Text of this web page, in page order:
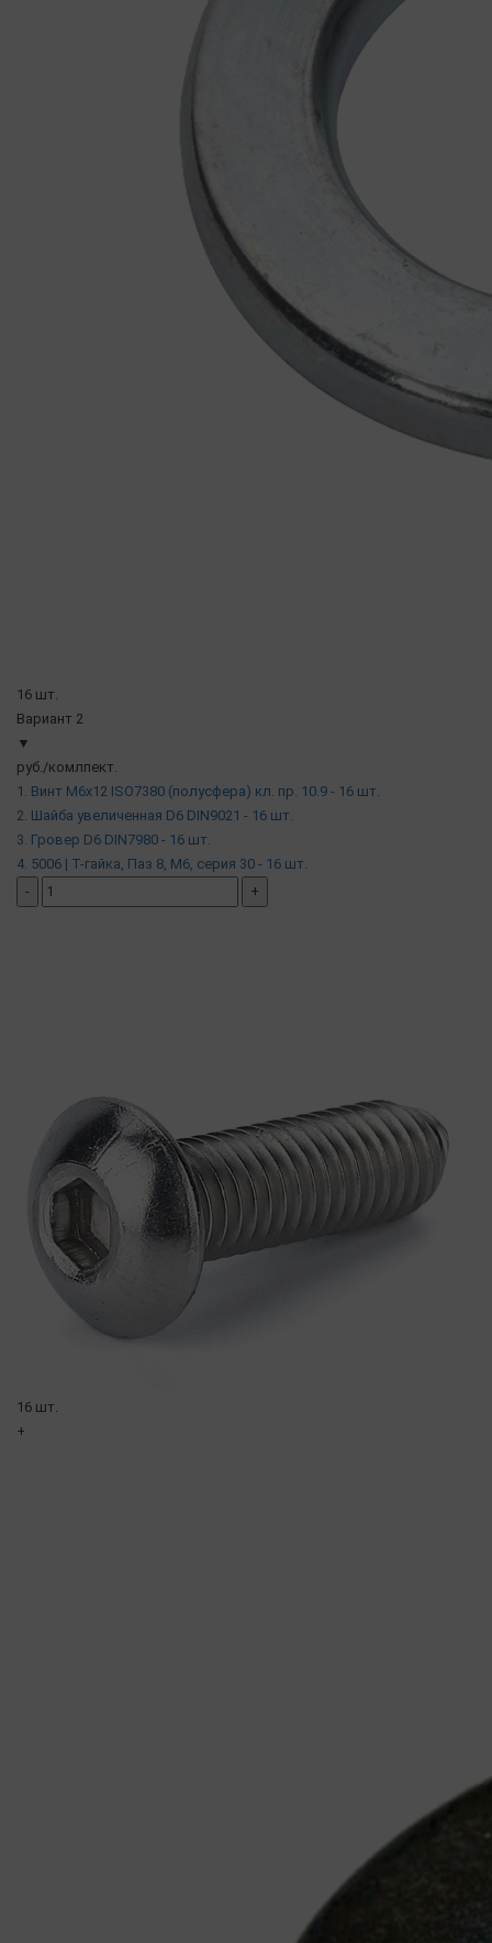
16 шт.
Вариант 2
▼
руб./комлпект.
1. Винт М6х12 ISO7380 (полусфера) кл. пр. 10.9 - 16 шт.
2. Шайба увеличенная D6 DIN9021 - 16 шт.
3. Гровер D6 DIN7980 - 16 шт.
4. 5006 | Т-гайка, Паз 8, М6, серия 30 - 16 шт.
-
+
16 шт.
+